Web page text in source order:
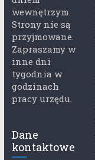
wewnętrzym.
Strony nie są
przyjmowane.
Zapraszamy w
inne dni
tygodnia w
godzinach
pracy urzędu.
Dane
kontaktowe